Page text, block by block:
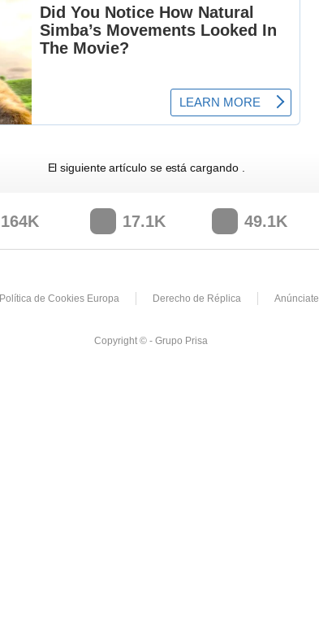
El siguiente artículo se está cargando
164K 17.1K 49.1K
Política de Cookies Europa Derecho de Réplica Anúnciate
Copyright © - Grupo Prisa